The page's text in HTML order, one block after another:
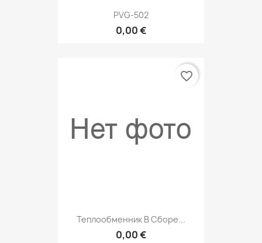
PVG-502
0,00 €
Теплообменник В Сборе...
0,00 €
favorite_border